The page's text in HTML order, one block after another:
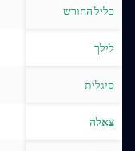
כליל החורש
לילך
סיגלית
צאלה